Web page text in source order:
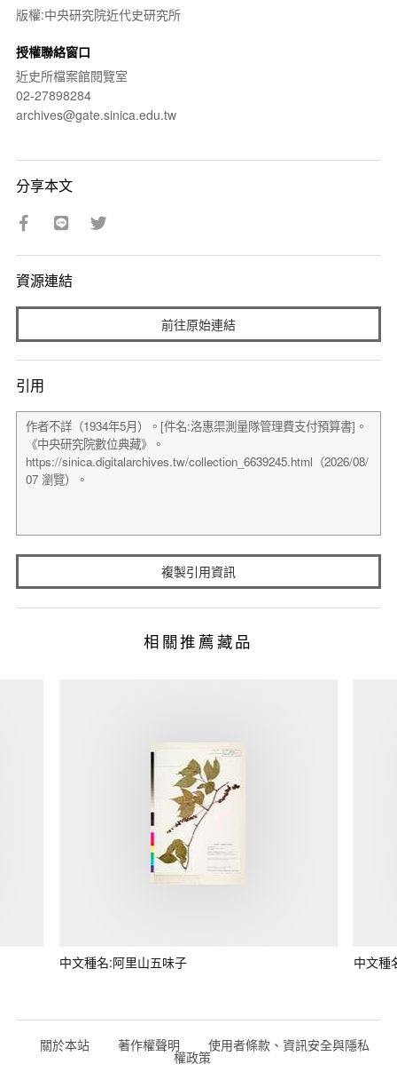
版權:中央研究院近代史研究所
授權聯絡窗口
近史所檔案館閱覽室
02-27898284
archives@gate.sinica.edu.tw
分享本文
資源連結
前往原始連結
引用
複製引用資訊
相關推薦藏品
中文種名:阿里山五味子 中文種
關於本站 著作權聲明 使用者條款、資訊安全與隱私
權政策